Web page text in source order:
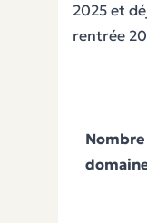
2025 et
rentrée